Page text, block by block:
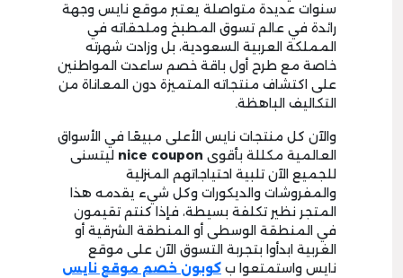
سنوات عديدة متواصلة يعتبر موقع نايس وجهة
رائدة في عالم تسوق المطبخ وملحقاته في
المملكة العربية السعودية، بل وزادت شهرته
خاصة مع طرح أول باقة خصم ساعدت المواطنين
على اكتشاف منتجاته المتميزة دون المعاناة من
التكاليف الباهظة.
والآن كل منتجات نايس الأعلى مبيعًا في الأسواق
العالمية مكللة بأقوى nice coupon ليتسنى
للجميع الآن تلبية احتياجاتهم المنزلية
والمفروشات والديكورات وكل شيء يقدمه هذا
المتجر نظير تكلفة بسيطة، فإذا كنتم تقيمون
في المنطقة الوسطى أو المنطقة الشرقية أو
الغربية ابدأوا بتجربة التسوق الآن على موقع
نايس واستمتعوا ب كوبون خصم موقع نايس